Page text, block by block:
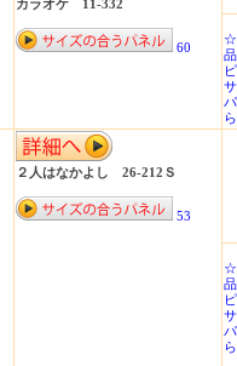
カラオケ 11-332
60
２人はなかよし 26-212Ｓ
53